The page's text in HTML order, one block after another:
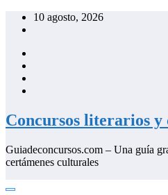
Saltar
10 agosto, 2026
Concursos literarios y
Guiadeconcursos.com – Una guía
certámenes culturales